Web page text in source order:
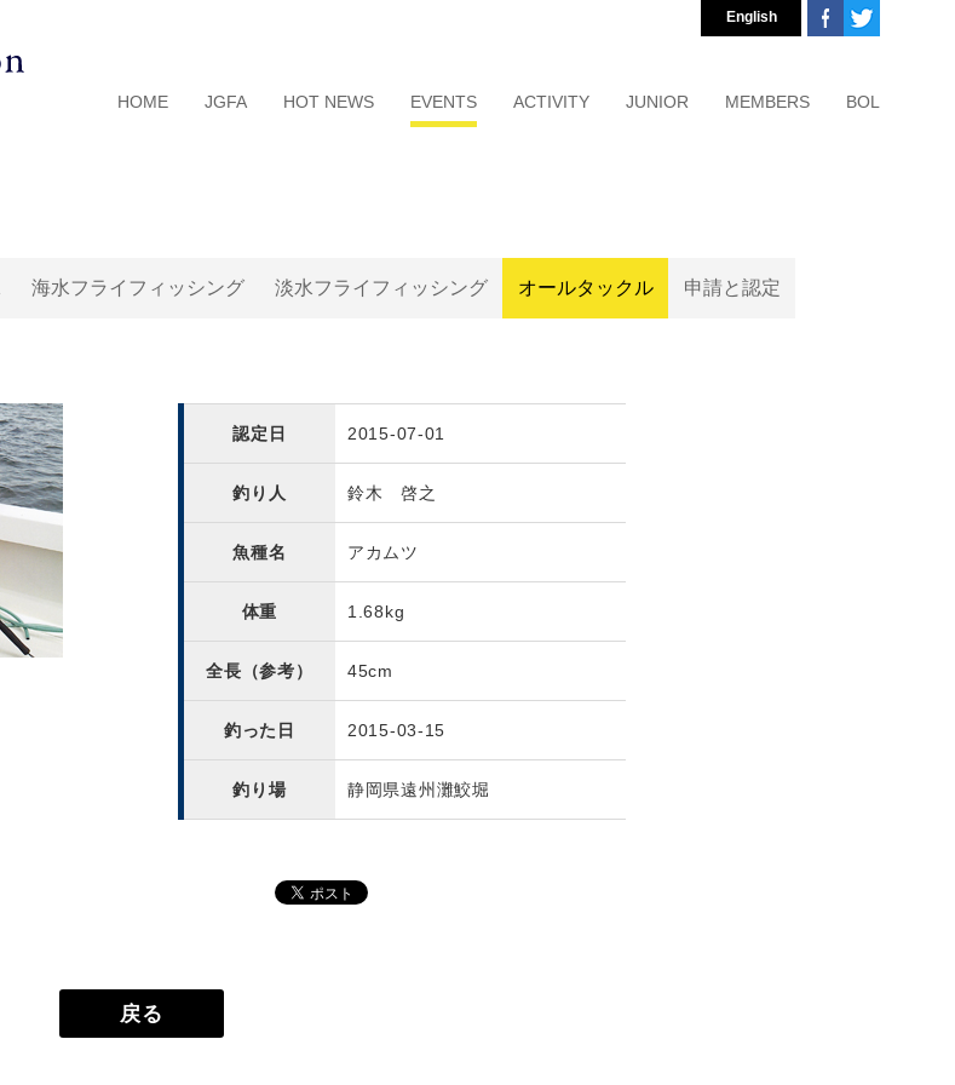
HOME JGFA HOT NEWS EVENTS ACTIVITY JUNIOR MEMBERS BOL
English
海水フライフィッシング 淡水フライフィッシング オールタックル 申請と認定
認定日 2015-07-01
釣り人 鈴木 啓之
魚種名 アカムツ
体重 1.68kg
全長（参考） 45cm
釣った日 2015-03-15
釣り場 静岡県遠州灘鮫堀
戻る